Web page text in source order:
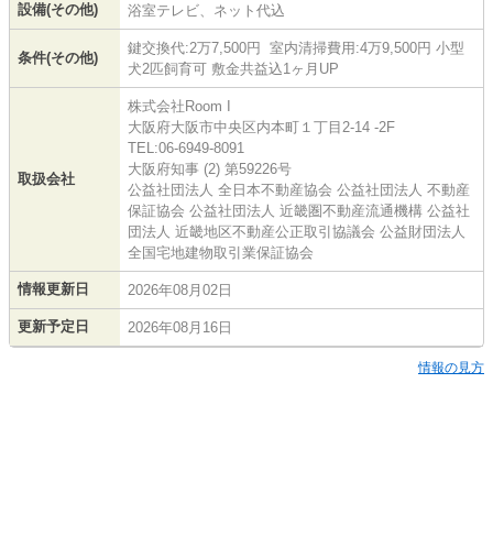
設備(その他) 浴室テレビ、ネット代込
条件(その他)
鍵交換代:2万7,500円 室内清掃費用:4万9,500円 小型
犬2匹飼育可 敷金共益込1ヶ月UP
取扱会社
株式会社Room I
大阪府大阪市中央区内本町１丁目2-14 -2F
TEL:06-6949-8091
大阪府知事 (2) 第59226号
公益社団法人 全日本不動産協会 公益社団法人 不動産
保証協会 公益社団法人 近畿圏不動産流通機構 公益社
団法人 近畿地区不動産公正取引協議会 公益財団法人
全国宅地建物取引業保証協会
情報更新日 2026年08月02日
更新予定日 2026年08月16日
情報の見方